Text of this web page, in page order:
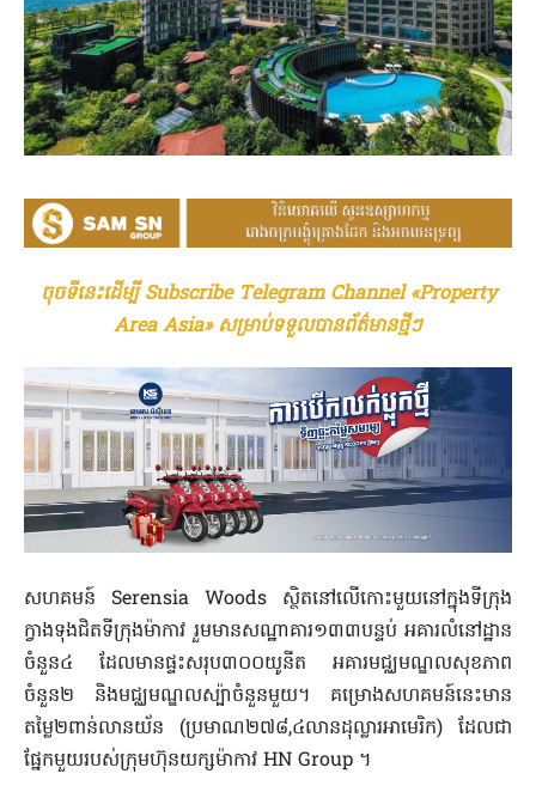
ចុចទីនេះដើម្បី Subscribe Telegram Channel «Property
Area Asia» សម្រាប់ទទួលបានព័ត៌មានថ្មីៗ
សហគមន៍ Serensia Woods ស្ថិតនៅលើកោះមួយនៅក្នុងទីក្រុង
ក្វាងទុងជិតទីក្រុងម៉ាកាវ រួមមានសណ្ឋាគារ១៣៣បន្ទប់ អគារលំនៅដ្ឋាន
ចំនួន៤ ដែលមានផ្ទះសរុប៣០០យូនីត អគារមជ្ឈមណ្ឌលសុខភាព
ចំនួន២ និងមជ្ឈមណ្ឌលស្ប៉ាចំនួនមួយ។ គម្រោងសហគមន៍នេះមាន
តម្លៃ២ពាន់លានយ័ន (ប្រមាណ២៧៨,៤លានដុល្លារអាមេរិក) ដែលជា
ផ្នែកមួយរបស់ក្រុមហ៊ុនយក្សម៉ាកាវ HN Group ។